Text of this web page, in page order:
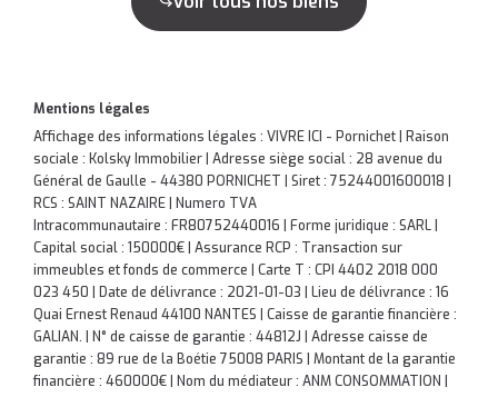
Mentions légales
Affichage des informations légales : VIVRE ICI - Pornichet | Raison
sociale : Kolsky Immobilier | Adresse siège social : 28 avenue du
Général de Gaulle - 44380 PORNICHET | Siret : 75244001600018 |
RCS : SAINT NAZAIRE | Numero TVA
Intracommunautaire : FR80752440016 | Forme juridique : SARL |
Capital social : 150000€ | Assurance RCP : Transaction sur
immeubles et fonds de commerce | Carte T : CPI 4402 2018 000
023 450 | Date de délivrance : 2021-01-03 | Lieu de délivrance : 16
Quai Ernest Renaud 44100 NANTES | Caisse de garantie financière :
GALIAN. | N° de caisse de garantie : 44812J | Adresse caisse de
garantie : 89 rue de la Boétie 75008 PARIS | Montant de la garantie
financière : 460000€ | Nom du médiateur : ANM CONSOMMATION |